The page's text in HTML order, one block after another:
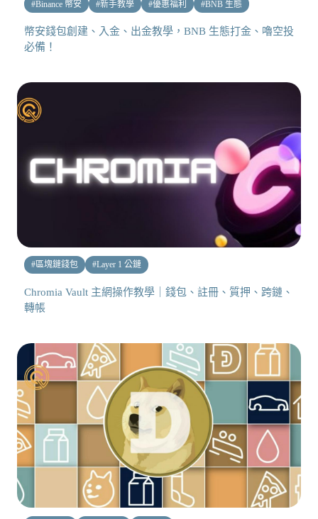
#Binance 幣安 #新手教學 #優惠福利 #BNB 生態
幣安錢包創建、入金、出金教學，BNB 生態打金、嚕空投
必備！
#區塊鏈錢包 #Layer 1 公鏈
Chromia Vault 主網操作教學｜錢包、註冊、質押、跨鏈、
轉帳